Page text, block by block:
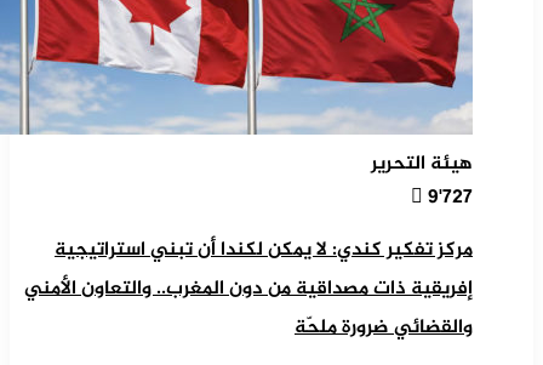
هيئة التحرير
9٬727
مركز تفكير كندي: لا يمكن لكندا أن تبني استراتيجية
إفريقية ذات مصداقية من دون المغرب.. والتعاون الأمني
والقضائي ضرورة ملحّة